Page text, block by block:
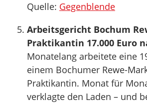
Quelle: Gegenblende
Arbeitsgericht Bochum
Praktikantin 17.000 Euro
Monatelang arbeitete eine
einem Bochumer Rewe-
Praktikantin. Monat für
verklagte den Laden – und